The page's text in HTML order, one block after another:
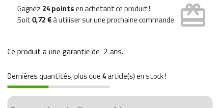
Gagnez 24 pointsen achetant ce produit !
Soit 0,72 €à utiliser sur une prochaine commande card_giftcard
Ce produit a une garantie de 2 ans.
Dernières quantités, plus que 4article(s) en stock !